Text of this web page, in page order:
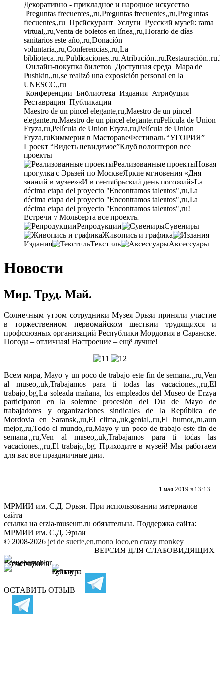
Декоративно - прикладное и народное искусство
Preguntas frecuentes,,ru,Preguntas frecuentes,,ru,Preguntas
frecuentes,,ru Прейскурант Услуги Русский музей: rama
virtual,,ru,Venta de boletos en línea,,ru,Horario de días
sanitarios este año,,ru,Donación
voluntaria,,ru,Conferencias,,ru,La
Онлайн-покупка билетов Доступная среда Mapa de
Pushkin,,ru,se realizó una exposición personal en la
UNESCO,,ru
Конференции Библиотека Издания Атрибуция
Реставрация Публикации
Maestro de un pincel elegante,ru,Maestro de un pincel
elegante,ru,Maestro de un pincel elegante,ruPelícula de Union
Eryza,ru,Película de Union Eryza,ru,Película de Union
Eryza,ruКиммерия в МасторавеФестиваль “УГОРИЯ”
Проект “Видеть невидимое”Клуб волонтеров все
проекты
Реализованные проектыНовая
прогулка с Эрьзей по МосквеЯркие мгновения «Дня
знаний в музее»«И в сентябрьский день погожий»La
décima etapa del proyecto "Encontramos talentos",ru,La
décima etapa del proyecto "Encontramos talentos",ru,La
décima etapa del proyecto "Encontramos talentos",ru!
Встречи у Мольберта все проекты
Репродукции
Сувениры
Живопись и графика
Издания
Текстиль Аксессуары
Новости
Мир. Труд. Май.
Солнечным утром сотрудники Музея Эрьзи приняли участие
в торжественном первомайском шествии трудящихся и
профсоюзных организаций Республики Мордовия в Саранске.
Погода – отличная! Настроение – ещё лучше!
Всем мира, Mayo y un poco de trabajo este fin de semana.,,ru,Ven
al museo,,uk,Trabajamos para ti todas las vacaciones.,,ru,El
trabajo,,bg,La soleada mañana, los empleados del Museo de Erzya
participaron en la solemne procesión del Día de Mayo de
trabajadores y organizaciones sindicales de la República de
Mordovia en Saransk,,ru,El clima,,uk,genial,,ru,El humor,,ru,aun
mejor,,ru,Todo el mundo,,ru,Mayo y un poco de trabajo este fin de
semana.,,ru,Ven al museo,,uk,Trabajamos para ti todas las
vacaciones.,,ru,El trabajo,,bg. Приходите в музей! Мы работаем
для вас все праздничные дни.
1 мая 2019 в 13:13
МРМИИ им. С.Д. Эрьзи. При использовании материалов
сайта
ссылка на erzia-museum.ru обязательна. Поддержка сайта:
МРМИИ им. С.Д. Эрьзи
© 2008-2026 jet de suerte,en,mono loco,en crazy monkey
ВЕРСИЯ ДЛЯ СЛАБОВИДЯЩИХ
ОСТАВИТЬ ОТЗЫВ